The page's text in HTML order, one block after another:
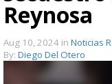
Reynosa
Aug 10, 2024 in Noticias
By: Diego Del Otero